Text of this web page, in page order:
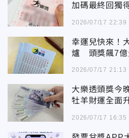
加碼最終回獨
2026/07/17 22:39
幸運兒快來！
爐 頭獎飆7億
2026/07/17 21:13
大樂透頭獎今
牡羊財運全面
2026/07/17 16:35